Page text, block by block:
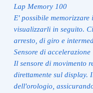
Lap Memory 100
E' possibile
visualizzarli in seguito.
arresto, di giro e
Sensore di accelerazione
Il sensore di movimento
direttamente sul display.
dell'orologio,